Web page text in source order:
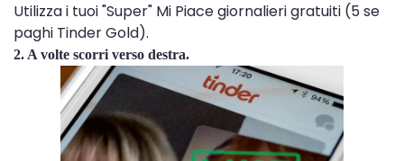
Utilizza i tuoi "Super" Mi Piace giornalieri gratuiti (5 se
paghi Tinder Gold).
2. A volte scorri verso destra.